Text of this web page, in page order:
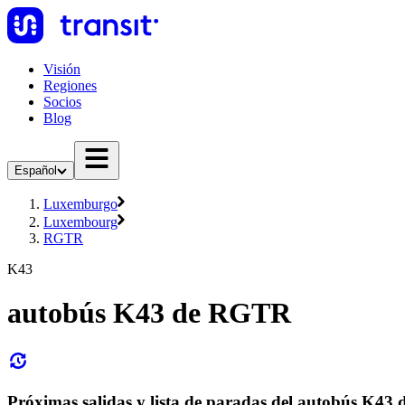
Visión
Regiones
Socios
Blog
Español
Luxemburgo
Luxembourg
RGTR
K43
autobús K43 de RGTR